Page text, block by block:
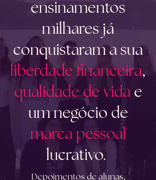
ensinamentos
milhares já
conquistaram a sua
liberdade financeira,
qualidade de vidae
um negócio de
marca pessoal
lucrativo.
Depoimentos de alunas,